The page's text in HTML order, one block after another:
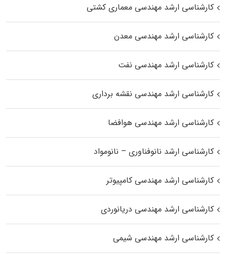
کارشناسی ارشد مهندسی معماری کشتی
کارشناسی ارشد مهندسی معدن
کارشناسی ارشد مهندسی نفت
کارشناسی ارشد مهندسی نقشه برداری
کارشناسی ارشد مهندسی هوافضا
کارشناسی ارشد نانوفناوری – نانومواد
کارشناسی ارشد مهندسی کامپیوتر
کارشناسی ارشد مهندسی دریانوردی
کارشناسی ارشد مهندسی شیمی